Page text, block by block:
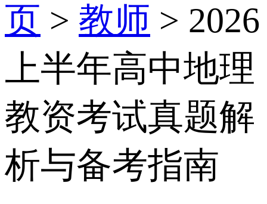
页 > 教师 > 2026
上半年高中地理
教资考试真题解
析与备考指南